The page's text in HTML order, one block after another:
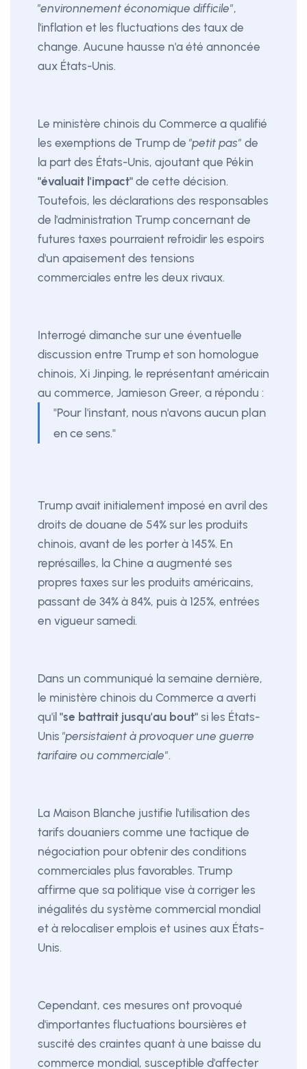
"environnement économique difficile",
l'inflation et les fluctuations des taux de
change. Aucune hausse n'a été annoncée
aux États-Unis.
Le ministère chinois du Commerce a qualifié
les exemptions de Trump de "petit pas" de
la part des États-Unis, ajoutant que Pékin
"évaluait l'impact" de cette décision.
Toutefois, les déclarations des responsables
de l'administration Trump concernant de
futures taxes pourraient refroidir les espoirs
d'un apaisement des tensions
commerciales entre les deux rivaux.
Interrogé dimanche sur une éventuelle
discussion entre Trump et son homologue
chinois, Xi Jinping, le représentant américain
au commerce, Jamieson Greer, a répondu :
"Pour l'instant, nous n'avons aucun plan
en ce sens."
Trump avait initialement imposé en avril des
droits de douane de 54% sur les produits
chinois, avant de les porter à 145%. En
représailles, la Chine a augmenté ses
propres taxes sur les produits américains,
passant de 34% à 84%, puis à 125%, entrées
en vigueur samedi.
Dans un communiqué la semaine dernière,
le ministère chinois du Commerce a averti
qu'il "se battrait jusqu'au bout" si les États-
Unis "persistaient à provoquer une guerre
tarifaire ou commerciale".
La Maison Blanche justifie l'utilisation des
tarifs douaniers comme une tactique de
négociation pour obtenir des conditions
commerciales plus favorables. Trump
affirme que sa politique vise à corriger les
inégalités du système commercial mondial
et à relocaliser emplois et usines aux États-
Unis.
Cependant, ces mesures ont provoqué
d'importantes fluctuations boursières et
suscité des craintes quant à une baisse du
commerce mondial, susceptible d'affecter